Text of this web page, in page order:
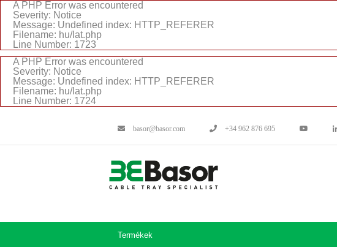
A PHP Error was encountered
Severity: Notice
Message: Undefined index: HTTP_REFERER
Filename: hu/lat.php
Line Number: 1723
A PHP Error was encountered
Severity: Notice
Message: Undefined index: HTTP_REFERER
Filename: hu/lat.php
Line Number: 1724
basor@basor.com +34 962 876 695
Termékek